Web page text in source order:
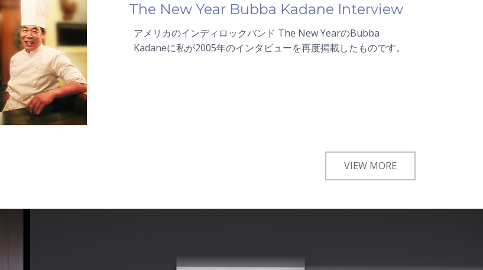
The New Year Bubba ​Kadane Interview
アメリカのインディロックバンド The New YearのBubba
Kadaneに私が2005年のインタビューを再度掲載したものです。
VIEW MORE